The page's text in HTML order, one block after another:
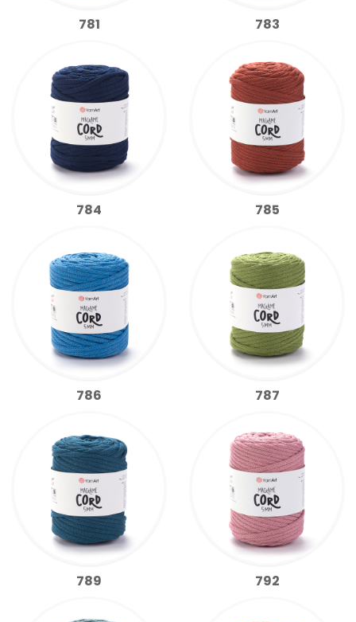
781 783
784 785
786 787
789 792